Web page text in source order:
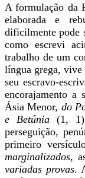
A formulação da
elaborada e
dificilmente pode
como escrevi
trabalho de um
língua grega, vive
seu escravo-
encorajamento a
Ásia Menor, do
e Betúnia(1,
perseguição,
primeiro
marginalizados,
variadas provas.